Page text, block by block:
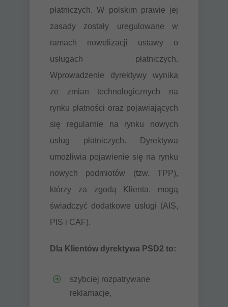
płatniczych. W polskim prawie jej
zasady zostały uregulowane w
ramach nowelizacji ustawy o
usługach płatniczych.
Wprowadzenie dyrektywy wynika
ze zmian technologicznych na
rynku płatności oraz pojawiających
się regularnie na rynku nowych
usług płatniczych. Dyrektywa
umożliwia pojawienie się na rynku
nowych podmiotów (tzw. TPP),
którzy za zgodą Klienta, mogą
świadczyć dodatkowe usługi (AIS,
PIS i CAF).
Dla Klientów dyrektywa PSD2 to:
szybciej rozpatrywane
reklamacje,